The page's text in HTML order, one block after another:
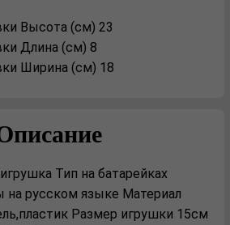
Высота (см) 23
Длина (см) 8
Ширина (см) 18
Тип на батарейках
русском языке Материал
Размер игрушки 15см